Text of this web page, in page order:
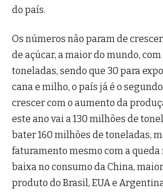
do país.
Os números não param de
de açúcar, a maior do mundo,
toneladas, sendo que 30 para
cana e milho, o país já é o
crescer com o aumento da
este ano vai a 130 milhões de
bater 160 milhões de toneladas,
faturamento mesmo com a queda
baixa no consumo da China,
produto do Brasil, EUA e